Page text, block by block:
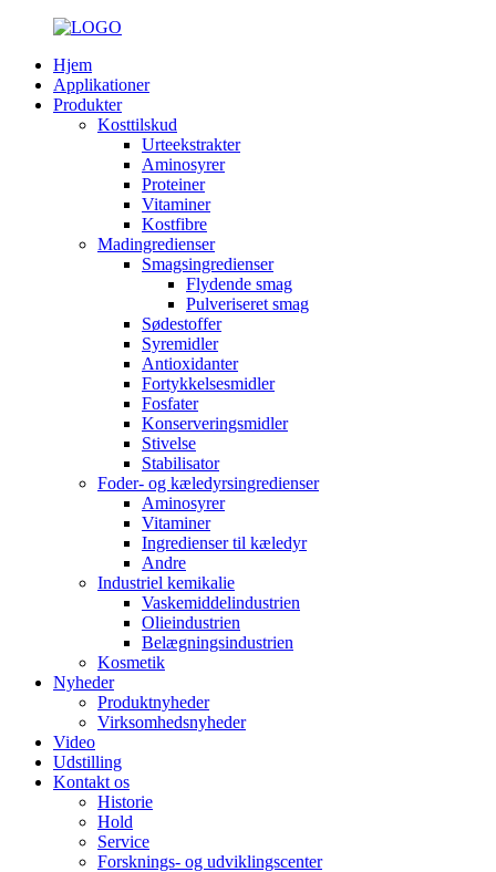
Hjem
Applikationer
Produkter
Kosttilskud
Urteekstrakter
Aminosyrer
Proteiner
Vitaminer
Kostfibre
Madingredienser
Smagsingredienser
Flydende smag
Pulveriseret smag
Sødestoffer
Syremidler
Antioxidanter
Fortykkelsesmidler
Fosfater
Konserveringsmidler
Stivelse
Stabilisator
Foder- og kæledyrsingredienser
Aminosyrer
Vitaminer
Ingredienser til kæledyr
Andre
Industriel kemikalie
Vaskemiddelindustrien
Olieindustrien
Belægningsindustrien
Kosmetik
Nyheder
Produktnyheder
Virksomhedsnyheder
Video
Udstilling
Kontakt os
Historie
Hold
Service
Forsknings- og udviklingscenter